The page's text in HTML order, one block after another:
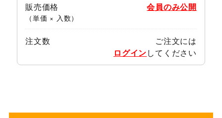
販売価格
（単価 × 入数）
会員のみ公開
注文数
ご注文には
ログインしてください